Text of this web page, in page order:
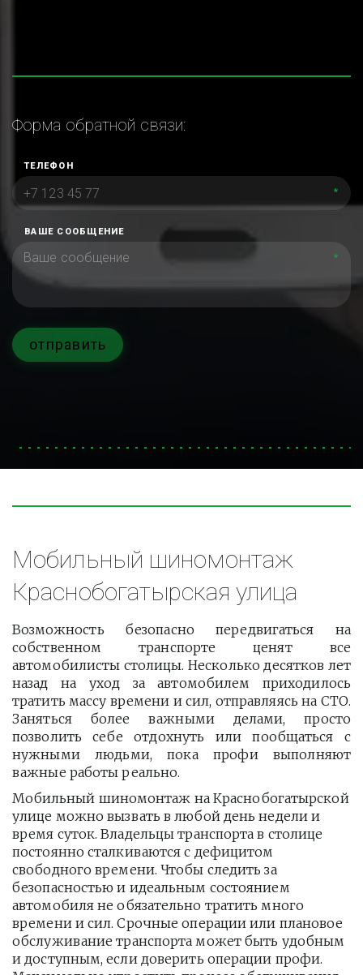
Форма обратной связи:
ТЕЛЕФОН
*
ВАШЕ СООБЩЕНИЕ
*
отправить
Мобильный шиномонтаж
Краснобогатырская улица
Возможность безопасно передвигаться на
собственном транспорте ценят все
автомобилисты столицы. Несколько десятков лет
назад на уход за автомобилем приходилось
тратить массу времени и сил, отправляясь на СТО.
Заняться более важными делами, просто
позволить себе отдохнуть или пообщаться с
нужными людьми, пока профи выполняют
важные работы реально.
Мобильный шиномонтаж на Краснобогатырской
улице можно вызвать в любой день недели и
время суток. Владельцы транспорта в столице
постоянно сталкиваются с дефицитом
свободного времени. Чтобы следить за
безопасностью и идеальным состоянием
автомобиля не обязательно тратить много
времени и сил. Срочные операции или плановое
обслуживание транспорта может быть удобным
и доступным, если доверить операции профи.